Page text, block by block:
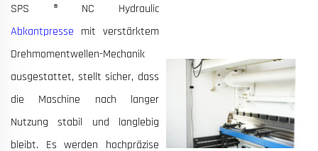
SPS ® NC Hydraulic
Abkantpresse mit verstärktem
Drehmomentwellen-Mechanik
ausgestattet, stellt sicher, dass
die Maschine nach langer
Nutzung stabil und langlebig
bleibt. Es werden hochpräzise